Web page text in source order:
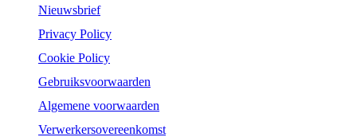
Nieuwsbrief
Privacy Policy
Cookie Policy
Gebruiksvoorwaarden
Algemene voorwaarden
Verwerkersovereenkomst